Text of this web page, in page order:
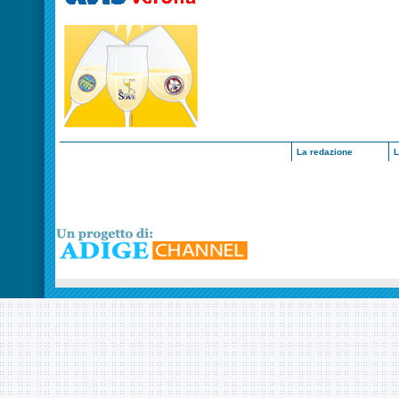
La redazione